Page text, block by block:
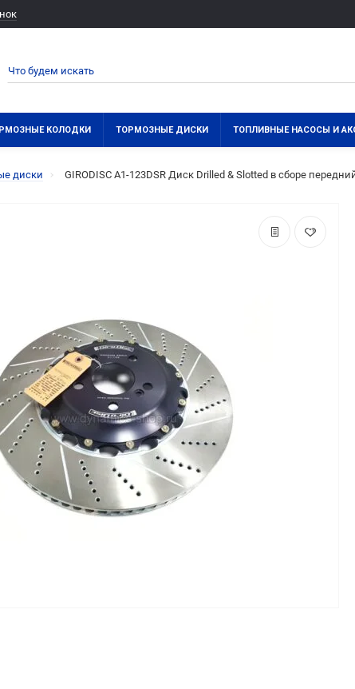
КОЛОДКИ ТОРМОЗНЫЕ ДИСКИ ТОПЛИВНЫЕ НАСОСЫ И
диски GIRODISC A1-123DSR Диск Drilled & Slotted в сборе